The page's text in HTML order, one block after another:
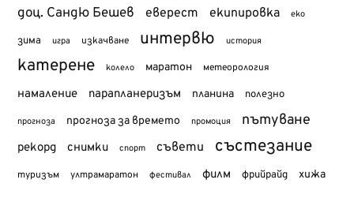
доц. Сандю Бешев еверест екипировка еко
зима игра изкачване интервю история
катерене колело маратон метеорология
намаление парапланеризъм планина полезно
прогноза прогноза за времето промоция пътуване
рекорд снимки спорт съвети състезание
туризъм ултрамаратон фестивал филм фрийрайд хижа